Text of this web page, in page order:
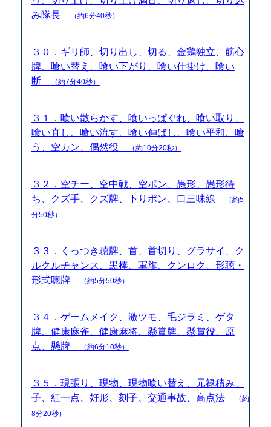
み隊長
（約6分40秒）
３０．ギリ師、切り出し、切る、金鶏独立、筋心
牌、喰い替え、喰い下がり、喰い仕掛け、喰い
断
（約7分40秒）
３１．喰い散らかす、喰いっぱぐれ、喰い取り、
喰い直し、喰い流す、喰い伸ばし、喰い平和、喰
う、空カン、偶然役
（約10分20秒）
３２．空チー、空中戦、空ポン、愚形、愚形待
ち、クズ手、クズ牌、下りポン、口三味線
（約5
分50秒）
３３．くっつき聴牌、首、首切り、グラサイ、ク
ルクルチャンス、黒棒、軍旗、クンロク、形聴・
形式聴牌
（約5分50秒）
３４．ゲームメイク、激ツモ、毛ジラミ、ゲタ
牌、健康麻雀、健康麻将、懸賞牌、懸賞役、原
点、懸牌
（約6分10秒）
３５．現張り、現物、現物喰い替え、元禄積み、
子、紅一点、好形、刻子、交通事故、高点法
（約
8分20秒）